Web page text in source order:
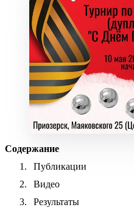
Содержание
Публикации
Видео
Результаты